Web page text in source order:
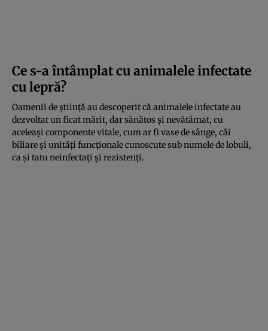
Ce s-a întâmplat cu animalele infectate
cu lepră?
Oamenii de știință au descoperit că animalele infectate au
dezvoltat un ficat mărit, dar sănătos și nevătămat, cu
aceleași componente vitale, cum ar fi vase de sânge, căi
biliare și unități funcționale cunoscute sub numele de lobuli,
ca și tatu neinfectați și rezistenți.